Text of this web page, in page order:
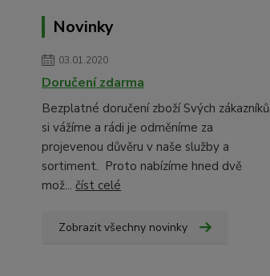
Novinky
03.01.2020
Doručení zdarma
Bezplatné doručení zboží Svých zákazníků
si vážíme a rádi je odměníme za
projevenou důvěru v naše služby a
sortiment. Proto nabízíme hned dvě
mož... číst celé
Zobrazit všechny novinky